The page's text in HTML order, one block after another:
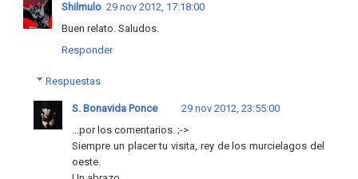
Shilmulo 29 nov 2012, 17:18:00
Buen relato. Saludos.
Responder
Respuestas
S. Bonavida Ponce
29 nov 2012, 23:55:00
...por los comentarios. ;->
Siempre un placer tu visita, rey de los murcielagos del
oeste.